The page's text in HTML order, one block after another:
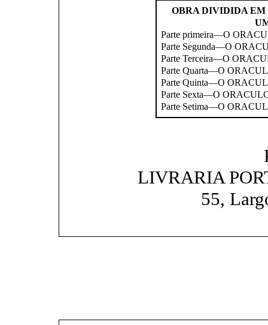
OBRA DIVIDIDA EM
Parte primeira—O
Parte Segunda—O
Parte Terceira—O
Parte Quarta—O
Parte Quinta—O
Parte Sexta—O
Parte Setima—O
LIVRARIA
55,